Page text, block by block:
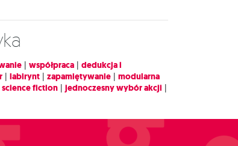
| współpraca | dedukcja i
| labirynt | zapamiętywanie | modularna
science fiction | jednoczesny wybór akcji |